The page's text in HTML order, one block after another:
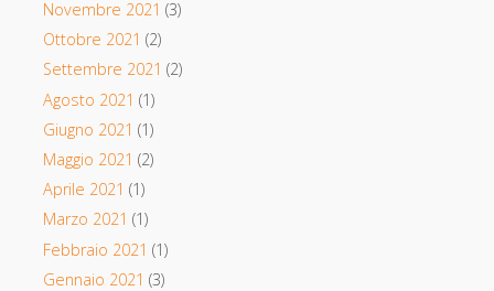
Novembre 2021 (3)
Ottobre 2021 (2)
Settembre 2021 (2)
Agosto 2021 (1)
Giugno 2021 (1)
Maggio 2021 (2)
Aprile 2021 (1)
Marzo 2021 (1)
Febbraio 2021 (1)
Gennaio 2021 (3)